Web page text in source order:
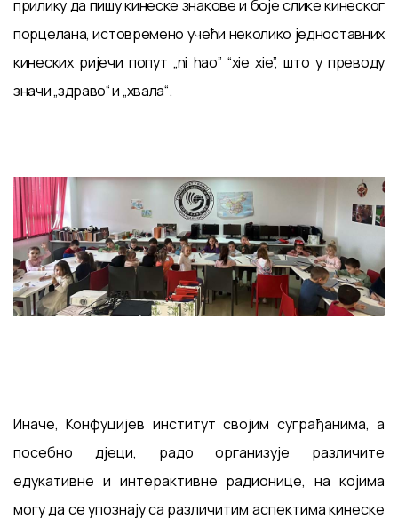
прилику да пишу кинеске знакове и боје слике кинеског
порцелана, истовремено учећи неколико једноставних
кинеских ријечи попут „ni hao” “xie xie”, што у преводу
значи „здраво“ и „хвала“.
Иначе, Конфуцијев институт својим суграђанима, а
посебно дјеци, радо организује различите
едукативне и интерактивне радионице, на којима
могу да се упознају са различитим аспектима кинеске